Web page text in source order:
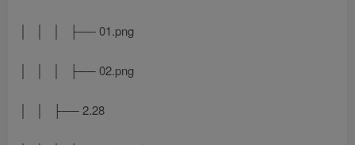
│ │ │ ├── 01.png
│ │ │ ├── 02.png
│ │ ├── 2.28